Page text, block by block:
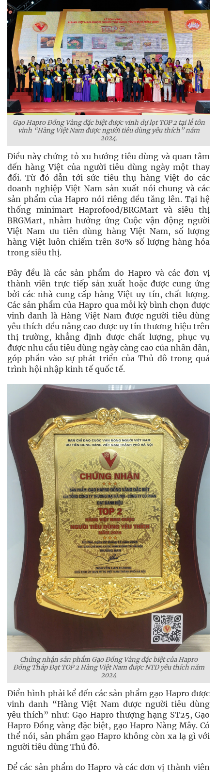
Gạo Hapro Đồng Vàng đặc biệt được vinh dự lọt TOP 2 tại lễ tôn
vinh “Hàng Việt Nam được người tiêu dùng yêu thích” năm
2024.
Điều này chứng tỏ xu hướng tiêu dùng và quan tâm
đến hàng Việt của người tiêu dùng ngày một thay
đổi. Từ đó dẫn tới sức tiêu thụ hàng Việt do các
doanh nghiệp Việt Nam sản xuất nói chung và các
sản phẩm của Hapro nói riêng đều tăng lên. Tại hệ
thống minimart Haprofood/BRGMart và siêu thị
BRGMart, nhằm hưởng ứng Cuộc vận động người
Việt Nam ưu tiên dùng hàng Việt Nam, số lượng
hàng Việt luôn chiếm trên 80% số lượng hàng hóa
trong siêu thị.
Đây đều là các sản phẩm do Hapro và các đơn vị
thành viên trực tiếp sản xuất hoặc được cung ứng
bởi các nhà cung cấp hàng Việt uy tín, chất lượng.
Các sản phẩm của Hapro qua mỗi kỳ bình chọn được
vinh danh là Hàng Việt Nam được người tiêu dùng
yêu thích đều nâng cao được uy tín thương hiệu trên
thị trường, khẳng định được chất lượng, phục vụ
được nhu cầu tiêu dùng ngày càng cao của nhân dân,
góp phần vào sự phát triển của Thủ đô trong quá
trình hội nhập kinh tế quốc tế.
Chứng nhận sản phẩm Gạo Đồng Vàng đặc biệt của Hapro
Đồng Tháp Đạt TOP 2 Hàng Việt Nam được NTD yêu thích năm
2024
Điển hình phải kể đến các sản phẩm gạo Hapro được
vinh danh “Hàng Việt Nam được người tiêu dùng
yêu thích” như: Gạo Hapro thượng hạng ST25, Gạo
Hapro Đồng vàng đặc biệt, gạo Hapro Nàng Mây. Có
thể nói, sản phẩm gạo Hapro không còn xa lạ gì với
người tiêu dùng Thủ đô.
Để các sản phẩm do Hapro và các đơn vị thành viên